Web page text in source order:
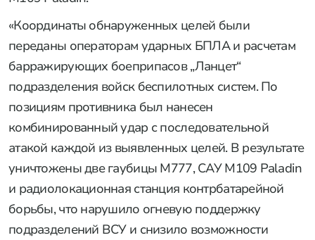
«Координаты обнаруженных целей были
переданы операторам ударных БПЛА и расчетам
барражирующих боеприпасов „Ланцет“
подразделения войск беспилотных систем. По
позициям противника был нанесен
комбинированный удар с последовательной
атакой каждой из выявленных целей. В результате
уничтожены две гаубицы M777, САУ M109 Paladin
и радиолокационная станция контрбатарейной
борьбы, что нарушило огневую поддержку
подразделений ВСУ и снизило возможности